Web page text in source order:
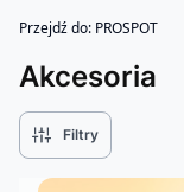
Przejdź do: PROSPOT
Akcesoria
Filtry